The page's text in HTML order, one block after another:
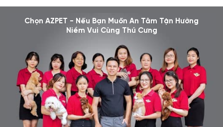
Chọn AZPET - Nếu Bạn Muốn An Tâm Tận Hưởng
Niềm Vui Cùng Thú Cưng